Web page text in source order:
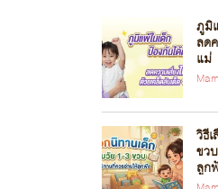
ภูมิ
ลด
แม่
วิธี
ขว
ลูก